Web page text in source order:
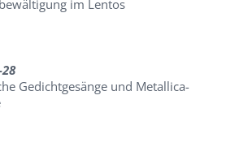
im Lentos
Gedichtgesänge und Metallica-